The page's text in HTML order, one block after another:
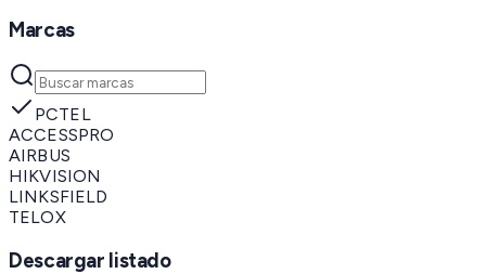
Marcas
PCTEL
ACCESSPRO
AIRBUS
HIKVISION
LINKSFIELD
TELOX
Descargar listado